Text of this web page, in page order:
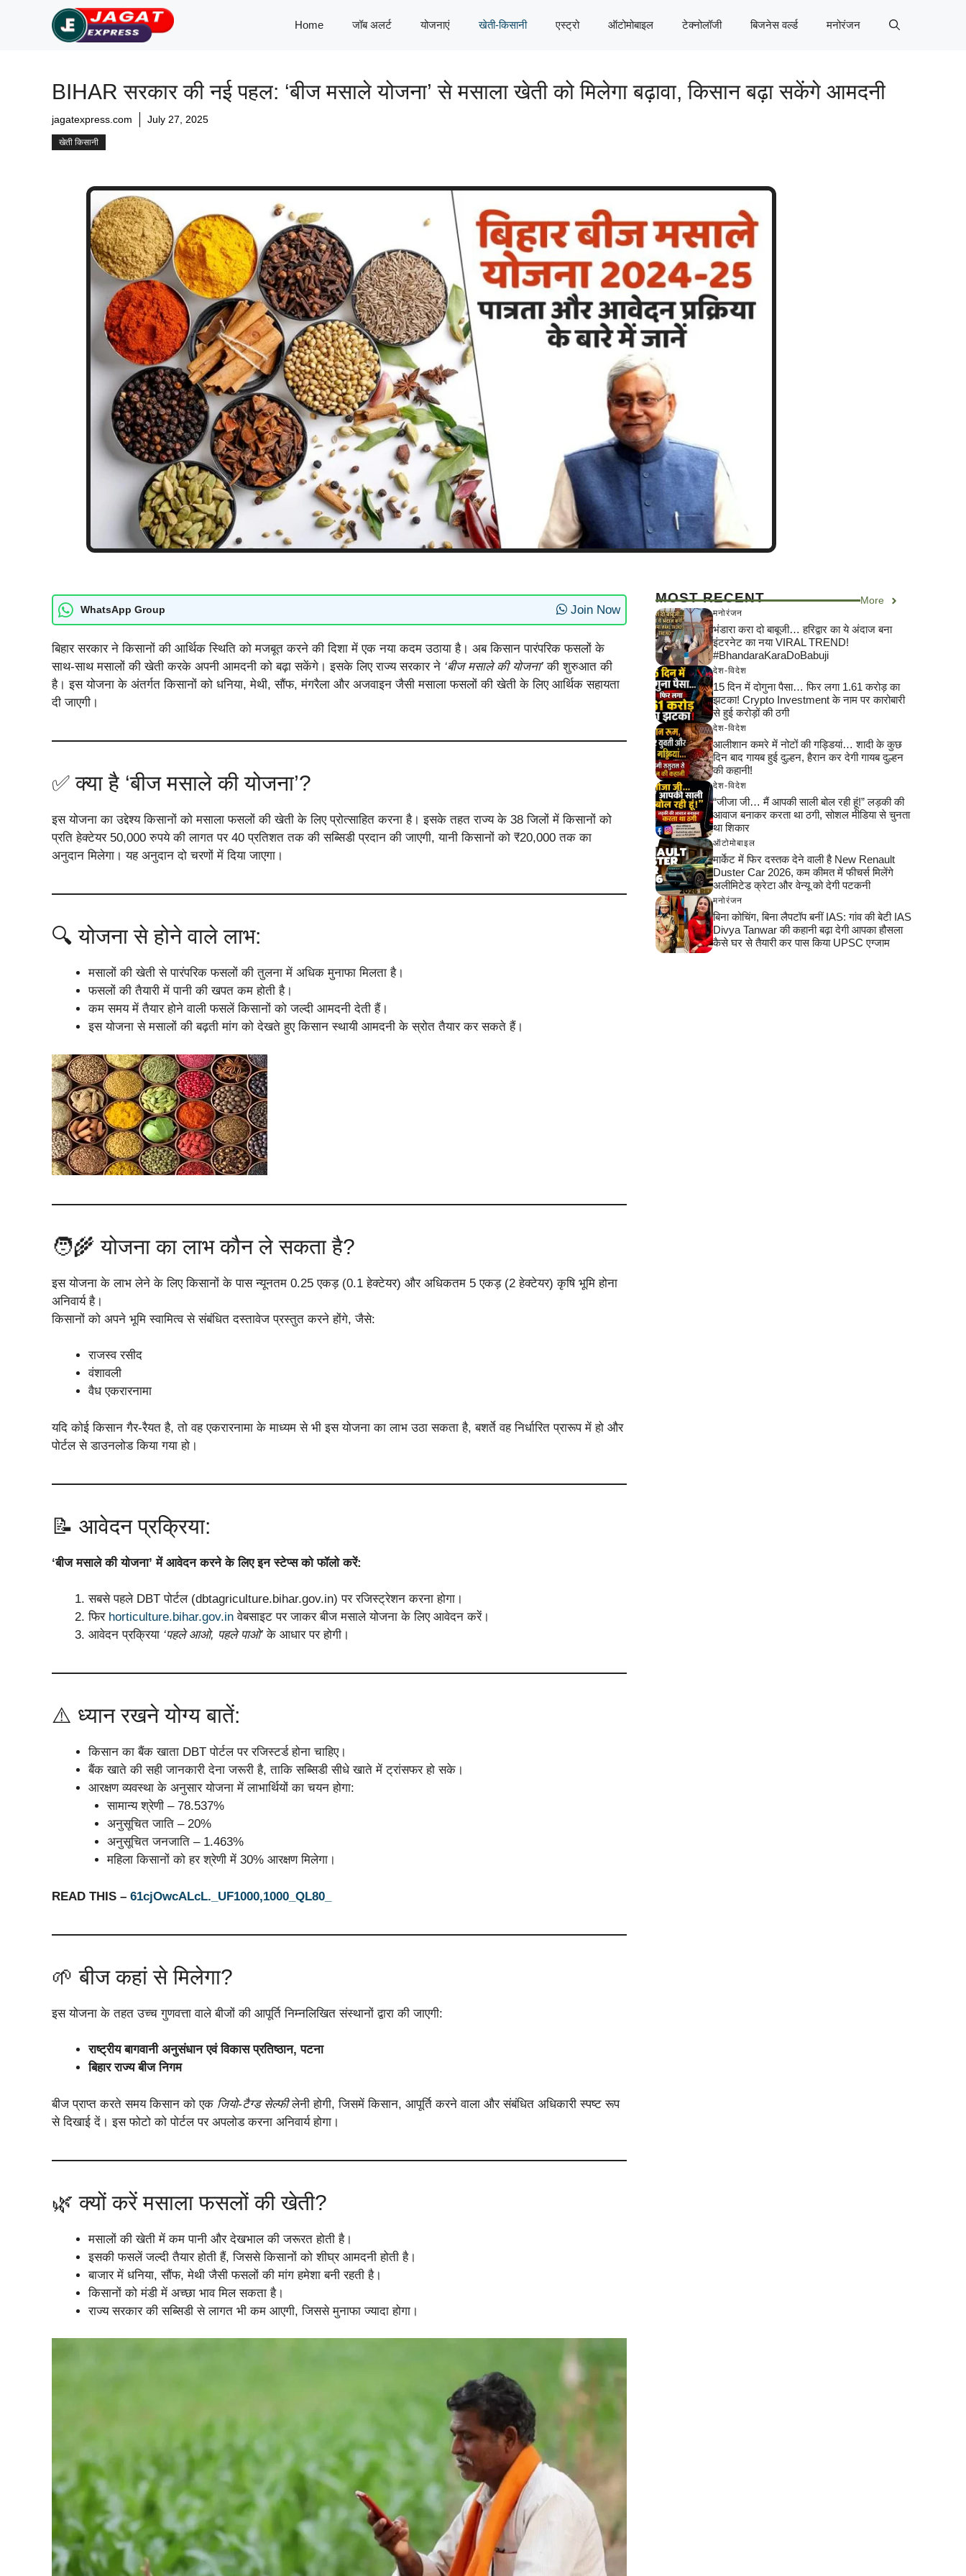
Home जॉब अलर्ट योजनाएं खेती-किसानी एस्ट्रो ऑटोमोबाइल टेक्नोलॉजी बिजनेस वर्ल्ड मनोरंजन
BIHAR सरकार की नई पहल: ‘बीज मसाले योजना’ से मसाला खेती को मिलेगा बढ़ावा, किसान बढ़ा सकेंगे आमदनी
jagatexpress.com July 27, 2025
खेती किसानी
WhatsApp Group Join Now
बिहार सरकार ने किसानों की आर्थिक स्थिति को मजबूत करने की दिशा में एक नया कदम उठाया है। अब किसान पारंपरिक फसलों के
साथ-साथ मसालों की खेती करके अपनी आमदनी को बढ़ा सकेंगे। इसके लिए राज्य सरकार ने ‘बीज मसाले की योजना’ की शुरुआत की
है। इस योजना के अंतर्गत किसानों को धनिया, मेथी, सौंफ, मंगरैला और अजवाइन जैसी मसाला फसलों की खेती के लिए आर्थिक सहायता
दी जाएगी।
✅ क्या है ‘बीज मसाले की योजना’?
इस योजना का उद्देश्य किसानों को मसाला फसलों की खेती के लिए प्रोत्साहित करना है। इसके तहत राज्य के 38 जिलों में किसानों को
प्रति हेक्टेयर 50,000 रुपये की लागत पर 40 प्रतिशत तक की सब्सिडी प्रदान की जाएगी, यानी किसानों को ₹20,000 तक का
अनुदान मिलेगा। यह अनुदान दो चरणों में दिया जाएगा।
🔍 योजना से होने वाले लाभ:
मसालों की खेती से पारंपरिक फसलों की तुलना में अधिक मुनाफा मिलता है।
फसलों की तैयारी में पानी की खपत कम होती है।
कम समय में तैयार होने वाली फसलें किसानों को जल्दी आमदनी देती हैं।
इस योजना से मसालों की बढ़ती मांग को देखते हुए किसान स्थायी आमदनी के स्रोत तैयार कर सकते हैं।
🧑‍🌾 योजना का लाभ कौन ले सकता है?
इस योजना के लाभ लेने के लिए किसानों के पास न्यूनतम 0.25 एकड़ (0.1 हेक्टेयर) और अधिकतम 5 एकड़ (2 हेक्टेयर) कृषि भूमि होना
अनिवार्य है।
किसानों को अपने भूमि स्वामित्व से संबंधित दस्तावेज प्रस्तुत करने होंगे, जैसे:
राजस्व रसीद
वंशावली
वैध एकरारनामा
यदि कोई किसान गैर-रैयत है, तो वह एकरारनामा के माध्यम से भी इस योजना का लाभ उठा सकता है, बशर्ते वह निर्धारित प्रारूप में हो और
पोर्टल से डाउनलोड किया गया हो।
📝 आवेदन प्रक्रिया:
‘बीज मसाले की योजना’ में आवेदन करने के लिए इन स्टेप्स को फॉलो करें:
सबसे पहले DBT पोर्टल (dbtagriculture.bihar.gov.in) पर रजिस्ट्रेशन करना होगा।
फिर horticulture.bihar.gov.in वेबसाइट पर जाकर बीज मसाले योजना के लिए आवेदन करें।
आवेदन प्रक्रिया ‘पहले आओ, पहले पाओ’ के आधार पर होगी।
⚠️ ध्यान रखने योग्य बातें:
किसान का बैंक खाता DBT पोर्टल पर रजिस्टर्ड होना चाहिए।
बैंक खाते की सही जानकारी देना जरूरी है, ताकि सब्सिडी सीधे खाते में ट्रांसफर हो सके।
आरक्षण व्यवस्था के अनुसार योजना में लाभार्थियों का चयन होगा:
सामान्य श्रेणी – 78.537%
अनुसूचित जाति – 20%
अनुसूचित जनजाति – 1.463%
महिला किसानों को हर श्रेणी में 30% आरक्षण मिलेगा।
READ THIS – 61cjOwcALcL._UF1000,1000_QL80_
🌱 बीज कहां से मिलेगा?
इस योजना के तहत उच्च गुणवत्ता वाले बीजों की आपूर्ति निम्नलिखित संस्थानों द्वारा की जाएगी:
राष्ट्रीय बागवानी अनुसंधान एवं विकास प्रतिष्ठान, पटना
बिहार राज्य बीज निगम
बीज प्राप्त करते समय किसान को एक जियो-टैग्ड सेल्फीलेनी होगी, जिसमें किसान, आपूर्ति करने वाला और संबंधित अधिकारी स्पष्ट रूप
से दिखाई दें। इस फोटो को पोर्टल पर अपलोड करना अनिवार्य होगा।
🌿 क्यों करें मसाला फसलों की खेती?
मसालों की खेती में कम पानी और देखभाल की जरूरत होती है।
इसकी फसलें जल्दी तैयार होती हैं, जिससे किसानों को शीघ्र आमदनी होती है।
बाजार में धनिया, सौंफ, मेथी जैसी फसलों की मांग हमेशा बनी रहती है।
किसानों को मंडी में अच्छा भाव मिल सकता है।
राज्य सरकार की सब्सिडी से लागत भी कम आएगी, जिससे मुनाफा ज्यादा होगा।
MOST RECENT More
मनोरंजन
भंडारा करा दो बाबूजी… हरिद्वार का ये अंदाज बना
इंटरनेट का नया VIRAL TREND!
#BhandaraKaraDoBabuji
देश-विदेश
15 दिन में दोगुना पैसा… फिर लगा 1.61 करोड़ का
झटका! Crypto Investment के नाम पर कारोबारी
से हुई करोड़ों की ठगी
देश-विदेश
आलीशान कमरे में नोटों की गड्डियां… शादी के कुछ
दिन बाद गायब हुई दुल्हन, हैरान कर देगी गायब दुल्हन
की कहानी!
देश-विदेश
“जीजा जी… मैं आपकी साली बोल रही हूं!” लड़की की
आवाज बनाकर करता था ठगी, सोशल मीडिया से चुनता
था शिकार
ऑटोमोबाइल
मार्केट में फिर दस्तक देने वाली है New Renault
Duster Car 2026, कम कीमत में फीचर्स मिलेंगे
अलीमिटेड क्रेटा और वेन्यू को देगी पटकनी
मनोरंजन
बिना कोचिंग, बिना लैपटॉप बनीं IAS: गांव की बेटी IAS
Divya Tanwar की कहानी बढ़ा देगी आपका हौसला
कैसे घर से तैयारी कर पास किया UPSC एग्जाम